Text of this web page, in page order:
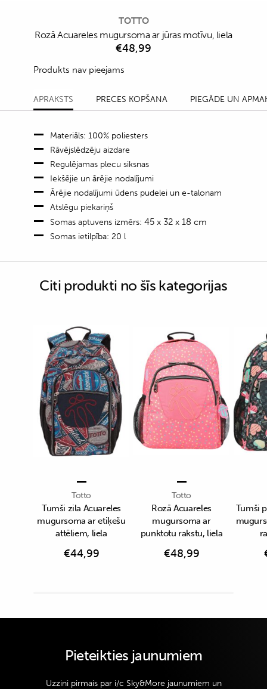
TOTTO
Rozā Acuareles mugursoma ar jūras motīvu, liela
€48,99
Produkts nav pieejams
APRAKSTS PRECES KOPŠANA PIEGĀDE UN
Materiāls: 100% poliesters
Rāvējslēdzēju aizdare
Regulējamas plecu siksnas
Iekšējie un ārējie nodalījumi
Ārējie nodalījumi ūdens pudelei un e-talonam
Atslēgu piekariņš
Somas aptuvens izmērs: 45 x 32 x 18 cm
Somas ietilpība: 20 l
Citi produkti no šīs kategorijas
Totto
Tumši zila Acuareles
mugursoma ar etiķešu
attēliem, liela
€44,99
Totto
Rozā Acuareles
mugursoma ar
punktotu rakstu, liela
€48,99
Tumši
Pieteikties jaunumiem
Uzzini pirmais par i/c Sky&More jaunumiem un